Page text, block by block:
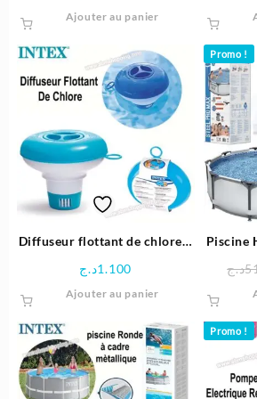
Ajouter au panier
Diffuseur flottant de chlore –
1.100د.ج
Ajouter au panier
Promo !
Piscine
pompe
د.ج
Promo !